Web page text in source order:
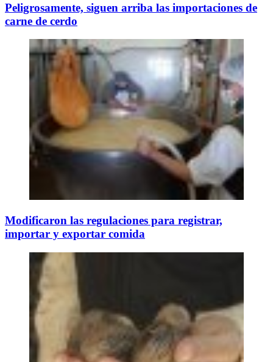
Peligrosamente, siguen arriba las importaciones de
carne de cerdo
Modificaron las regulaciones para registrar,
importar y exportar comida